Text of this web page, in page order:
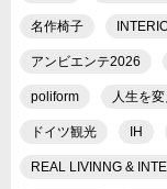
名作椅子
アンビエンテ2026
poliform 人生を
ドイツ観光 IH
REAL LIVINNG &